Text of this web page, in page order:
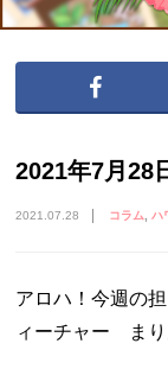
2021年7月28
2021.07.28 コラム ハ
アロハ！今週の
ィーチャー ま